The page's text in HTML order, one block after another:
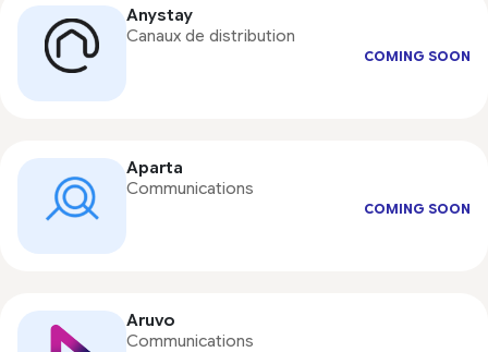
Anystay
Canaux de distribution
COMING SOON
Aparta
Communications
COMING SOON
Aruvo
Communications